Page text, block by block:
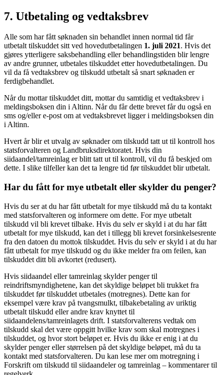
7. Utbetaling og vedtaksbrev
Alle som har fått søknaden sin behandlet innen normal tid får
utbetalt tilskuddet sitt ved hovedutbetalingen 1. juli 2021. Hvis det
gjøres ytterligere saksbehandling eller behandlingstiden blir lengre
av andre grunner, utbetales tilskuddet etter hovedutbetalingen. Du
vil da få vedtaksbrev og tilskudd utbetalt så snart søknaden er
ferdigbehandlet.
Når du mottar tilskuddet ditt, mottar du samtidig et vedtaksbrev i
meldingsboksen din i Altinn. Når du får dette brevet får du også en
sms og/eller e-post om at vedtaksbrevet ligger i meldingsboksen din
i Altinn.
Hvert år blir et utvalg av søknader om tilskudd tatt ut til kontroll hos
statsforvalteren og Landbruksdirektoratet. Hvis din
siidaandel/tamreinlag er blitt tatt ut til kontroll, vil du få beskjed om
dette. I slike tilfeller kan det ta lengre tid før tilskuddet blir utbetalt.
Har du fått for mye utbetalt eller skylder du penger?
Hvis du ser at du har fått utbetalt for mye tilskudd må du ta kontakt
med statsforvalteren og informere om dette. For mye utbetalt
tilskudd vil bli krevet tilbake. Hvis du selv er skyld i at du har fått
utbetalt for mye tilskudd, kan det i tillegg bli krevet forsinkelsesrente
fra den datoen du mottok tilskuddet. Hvis du selv er skyld i at du har
fått utbetalt for mye tilskudd og du ikke melder fra om feilen, kan
tilskuddet ditt bli avkortet (redusert).
Hvis siidaandel eller tamreinlag skylder penger til
reindriftsmyndighetene, kan det skyldige beløpet bli trukket fra
tilskuddet før tilskuddet utbetales (motregnes). Dette kan for
eksempel være krav på tvangsmulkt, tilbakebetaling av uriktig
utbetalt tilskudd eller andre krav knyttet til
siidaandelens/tamreinlagets drift. I statsforvalterens vedtak om
tilskudd skal det være oppgitt hvilke krav som skal motregnes i
tilskuddet, og hvor stort beløpet er. Hvis du ikke er enig i at du
skylder penger eller størrelsen på det skyldige beløpet, må du ta
kontakt med statsforvalteren. Du kan lese mer om motregning i
Forskrift om tilskudd til siidaandeler og tamreinlag – kommentarer til